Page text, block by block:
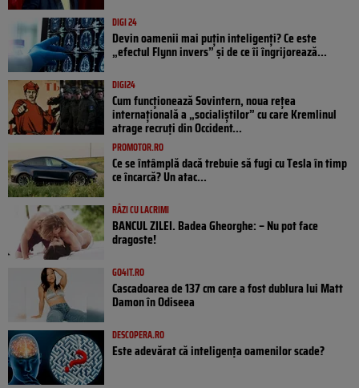
DIGI 24
Devin oamenii mai puțin inteligenți? Ce este
„efectul Flynn invers” și de ce îi îngrijorează...
DIGI24
Cum funcționează Sovintern, noua rețea
internațională a „socialiștilor” cu care Kremlinul
atrage recruți din Occident...
PROMOTOR.RO
Ce se întâmplă dacă trebuie să fugi cu Tesla în timp
ce încarcă? Un atac...
RÂZI CU LACRIMI
BANCUL ZILEI. Badea Gheorghe: – Nu pot face
dragoste!
GO4IT.RO
Cascadoarea de 137 cm care a fost dublura lui Matt
Damon în Odiseea
DESCOPERA.RO
Este adevărat că inteligența oamenilor scade?